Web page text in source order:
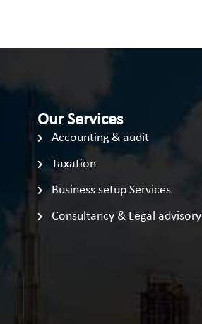
Our Services
Accounting & audit
Taxation
Business setup Services
Consultancy & Legal advisory